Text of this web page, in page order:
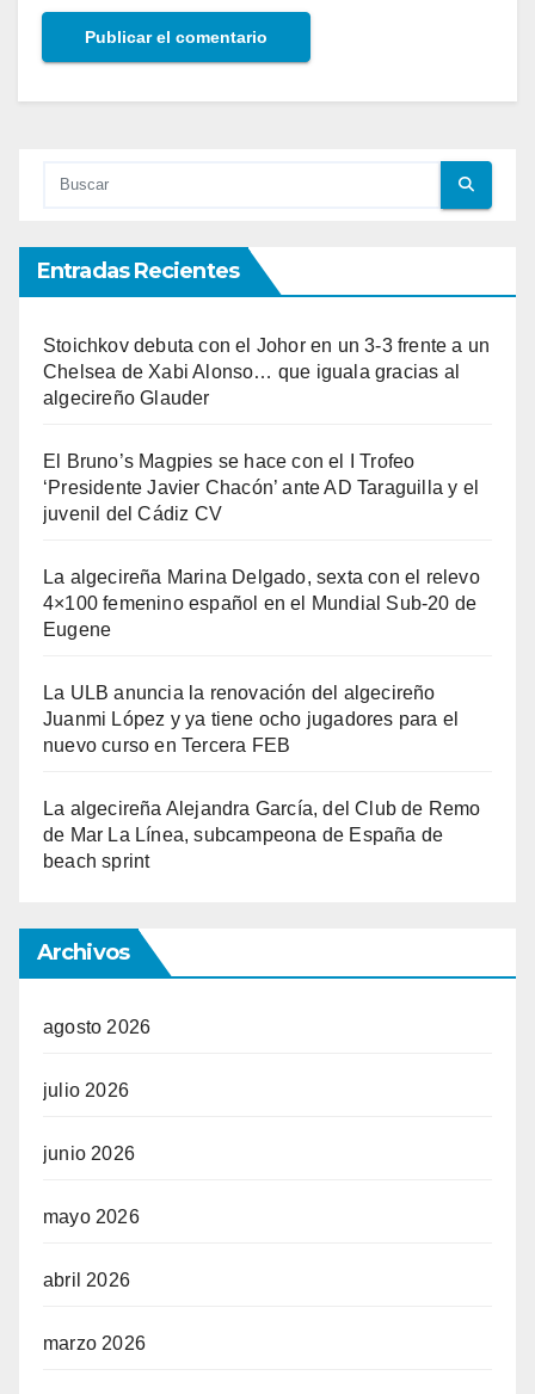
Entradas Recientes
Stoichkov debuta con el Johor en un 3-3 frente a un
Chelsea de Xabi Alonso… que iguala gracias al
algecireño Glauder
El Bruno’s Magpies se hace con el I Trofeo
‘Presidente Javier Chacón’ ante AD Taraguilla y el
juvenil del Cádiz CV
La algecireña Marina Delgado, sexta con el relevo
4×100 femenino español en el Mundial Sub-20 de
Eugene
La ULB anuncia la renovación del algecireño
Juanmi López y ya tiene ocho jugadores para el
nuevo curso en Tercera FEB
La algecireña Alejandra García, del Club de Remo
de Mar La Línea, subcampeona de España de
beach sprint
Archivos
agosto 2026
julio 2026
junio 2026
mayo 2026
abril 2026
marzo 2026